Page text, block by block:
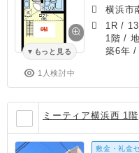
もっと見る
1人検討中
横浜市
1R /
1階 /
築6年 /
ミーティア横浜西 1階
敷金・礼金